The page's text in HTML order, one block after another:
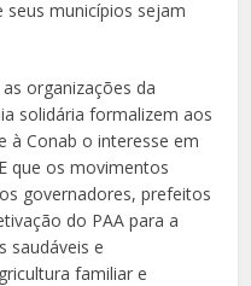
seus municípios sejam
organizações da
solidária formalizem aos
à Conab o interesse em
que os movimentos
governadores, prefeitos
do PAA para a
saudáveis e
familiar e